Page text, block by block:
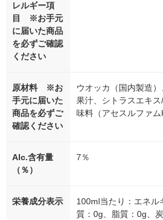
レルギー項
目 ※お手元
に届いた商品
を必ずご確認
ください
原材料 ※お
手元に届いた
商品を必ずご
確認ください
ウオッカ（国内製造
果汁、シトラスエキ
味料（アセスルファム
Alc.含有量
（％）
7％
栄養成分表示
100ml当たり：エネル
質：0g、脂質：0g、